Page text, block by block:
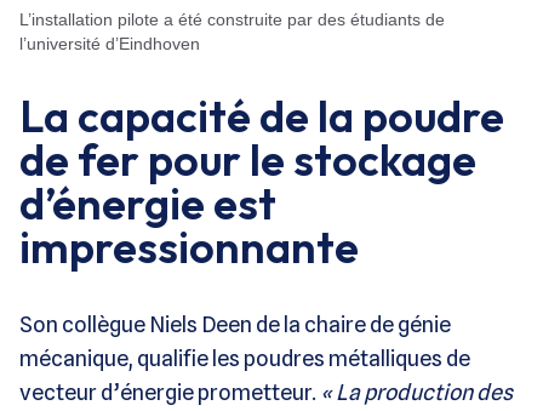
L’installation pilote a été construite par des étudiants de
l’université d’Eindhoven
La capacité de la poudre
de fer pour le stockage
d’énergie est
impressionnante
Son collègue Niels Deen de la chaire de génie
mécanique, qualifie les poudres métalliques de
vecteur d’énergie prometteur. « La production des